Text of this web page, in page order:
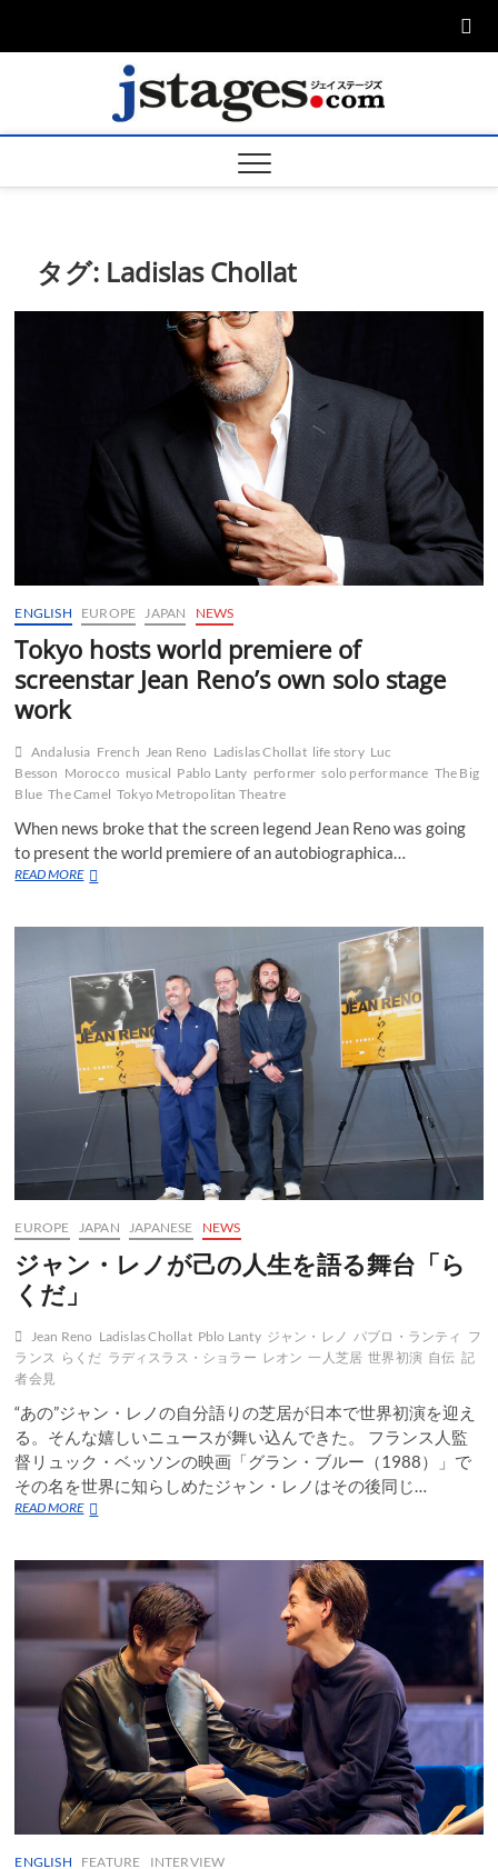
ージ
タグ: Ladislas Chollat
ENGLISH EUROPE JAPAN NEWS
Tokyo hosts world premiere of
screenstar Jean Reno’s own solo stage
work
Andalusia French Jean Reno Ladislas Chollat life story Luc
Besson Morocco musical Pablo Lanty performer solo performance The Big
Blue The Camel Tokyo Metropolitan Theatre
When news broke that the screen legend Jean Reno was going
to present the world premiere of an autobiographica…
READ MORETokyo
premiere
screenstar
Jean
Reno’s
own
solo
stage
work
EUROPE JAPAN JAPANESE NEWS
ジャン・レノが己の人生を語る舞台「ら
くだ」
Jean Reno Ladislas Chollat Pblo Lanty ジャン・レノ パブロ・ランティ フ
ランス らくだ ラディスラス・ショラー レオン 一人芝居 世界初演 自伝 記
者会見
“あの”ジャン・レノの自分語りの芝居が日本で世界初演を迎え
る。そんな嬉しいニュースが舞い込んできた。 フランス人監
督リュック・ベッソンの映画「グラン・ブルー（1988）」で
その名を世界に知らしめたジャン・レノはその後同じ…
READ MOREジ
レ
ノ
の
人
生
を
語
る
舞
台
「ら
く
ENGLISH
FEATURE INTERVIEW